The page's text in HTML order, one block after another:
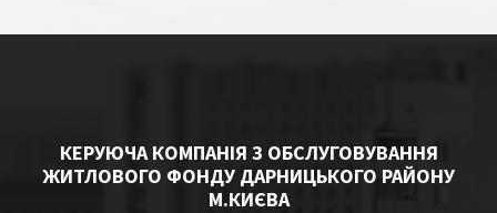
КЕРУЮЧА КОМПАНІЯ З ОБСЛУГОВУВАННЯ
ЖИТЛОВОГО ФОНДУ ДАРНИЦЬКОГО РАЙОНУ
М.КИЄВА